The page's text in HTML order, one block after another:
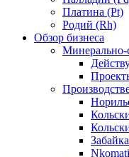
Платина (Pt)
Родий (Rh)
Обзор бизнеса
Минерально-
Nkomati